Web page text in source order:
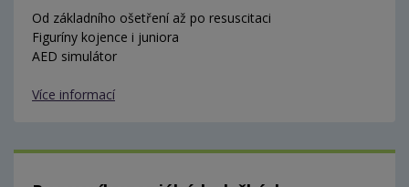
Od základního ošetření až po resuscitaci
Figuríny kojence i juniora
AED simulátor
Více informací